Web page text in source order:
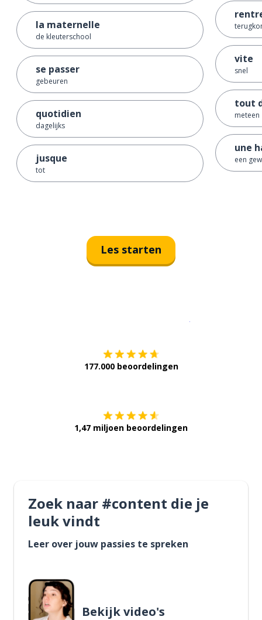
la maternelle
de kleuterschool
se passer
gebeuren
quotidien
dagelijks
jusque
tot
vite
snel
tout
meteen
une
een
Les starten
177.000 beoordelingen
1,47 miljoen beoordelingen
Zoek naar #content die je
leuk vindt
Leer over jouw passies te spreken
Bekijk video's